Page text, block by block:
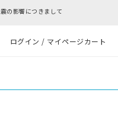
ログイン / マイページカート